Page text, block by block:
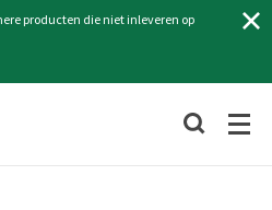
producten die niet inleveren op